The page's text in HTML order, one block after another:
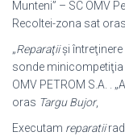
Munteni” – SC OMV
Recoltei-zona sat oras
„Reparaţiiși
sonde minicompetiţia
OMV PETROM S.A. .
oras Targu Bujor,
Executam reparatii